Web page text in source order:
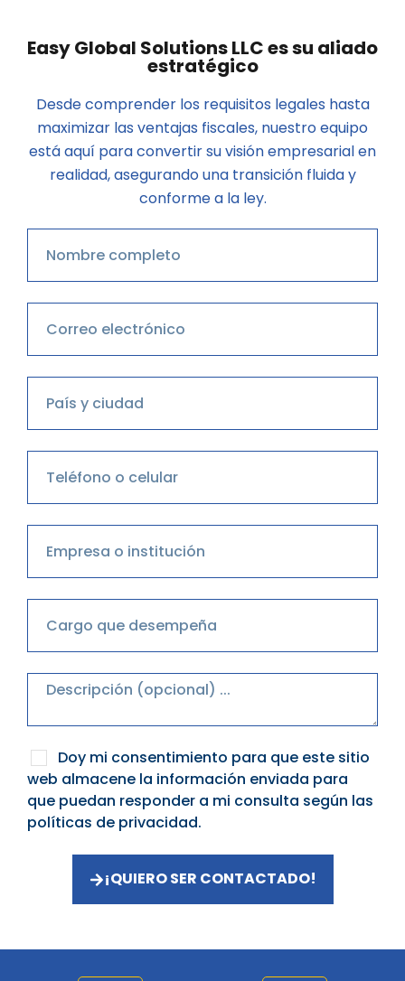
Easy Global Solutions LLC es su aliado
estratégico
Desde comprender los requisitos legales hasta
maximizar las ventajas fiscales, nuestro equipo
está aquí para convertir su visión empresarial en
realidad, asegurando una transición fluida y
conforme a la ley.
Doy mi consentimiento para que este sitio
web almacene la información enviada para
que puedan responder a mi consulta según las
políticas de privacidad.
¡QUIERO SER CONTACTADO!